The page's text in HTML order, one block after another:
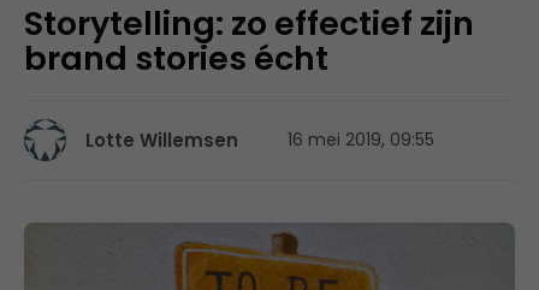
Storytelling: zo effectief zijn
brand stories écht
Lotte Willemsen 16 mei 2019, 09:55